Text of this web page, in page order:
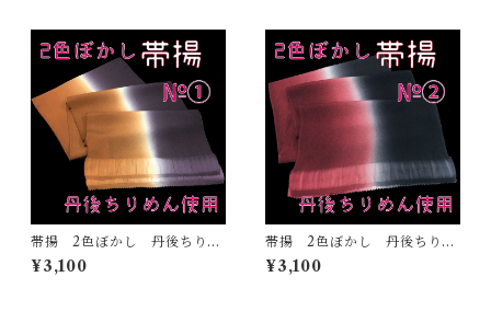
帯揚 2色ぼかし 丹後ちりめ
ん 正絹 日本製 和装小
物 おしゃれ おびあげ 着
¥3,100
帯揚 2色ぼかし 丹後ちりめ
ん 正絹 日本製 和装小
物 おしゃれ おびあげ 着
¥3,100